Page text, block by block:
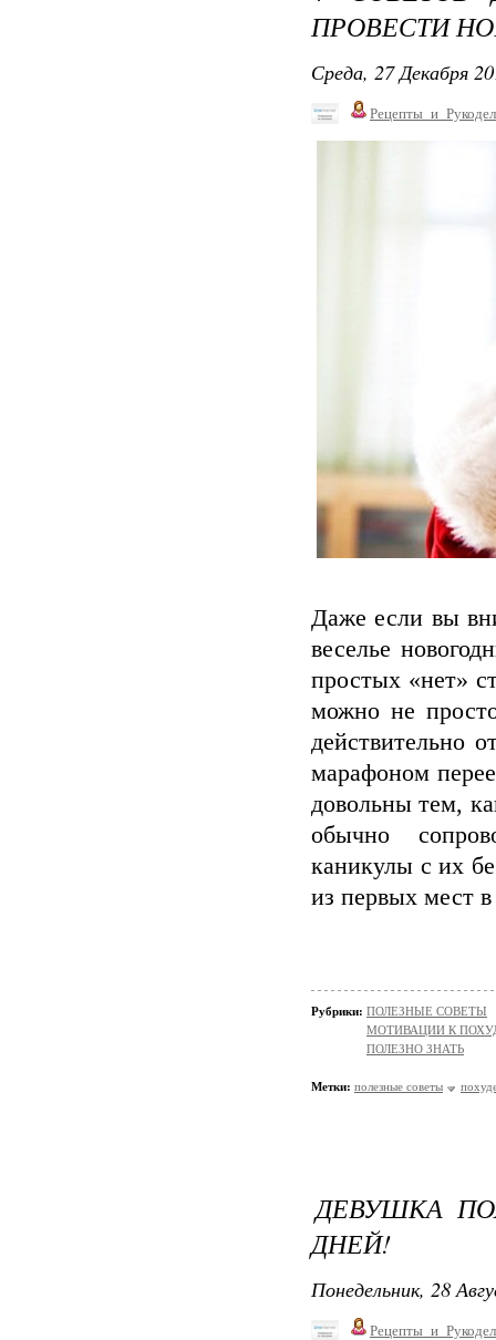
ПРОВЕСТИ
Среда, 27 Декабря
Даже если вы
веселье
простых «нет»
можно не
действительно
марафоном
довольны тем,
обычно
каникулы с их
из первых мест в
Рубрики: ПОЛЕЗНЫЕ СОВЕТЫ
МОТИВАЦИИ К
ПОЛЕЗНО ЗНАТЬ
Метки: полезные советы
ДЕВУШКА
ДНЕЙ!
Понедельник, 28